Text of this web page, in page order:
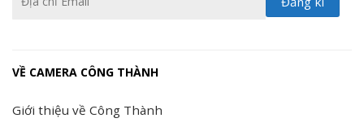
VỀ CAMERA CÔNG THÀNH
Giới thiệu về Công Thành